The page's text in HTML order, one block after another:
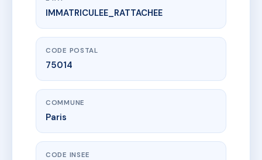
www.vme.plus/AB0270868
SDC PAUL FORT N° 30 - 75014
30 r paul fort
IMMATRICULEE_RATTACHEE
CODE POSTAL
75014
COMMUNE
Paris
CODE INSEE